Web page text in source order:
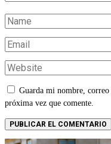
Guarda mi nombre,
próxima vez que comente.